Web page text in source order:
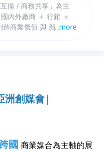
換 / 商務共享」為主
內外廠商 ＋ 行銷 ＋
造商業價值 與 新增合
...more
洲創媒會|
國 商業媒合為主軸的展